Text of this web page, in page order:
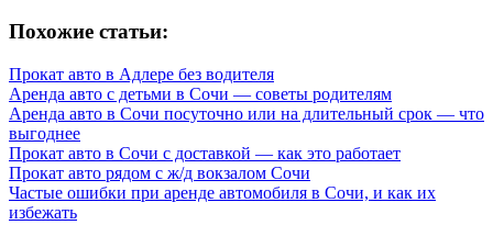
Похожие статьи:
Прокат авто в Адлере без водителя
Аренда авто с детьми в Сочи — советы родителям
Аренда авто в Сочи посуточно или на длительный срок — что
выгоднее
Прокат авто в Сочи с доставкой — как это работает
Прокат авто рядом с ж/д вокзалом Сочи
Частые ошибки при аренде автомобиля в Сочи, и как их
избежать